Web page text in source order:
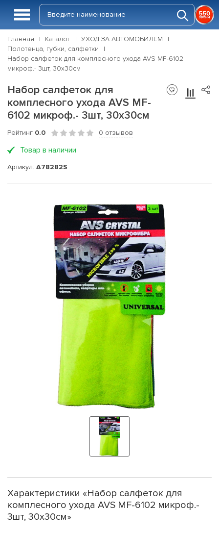
Главная Каталог
УХОД ЗА АВТОМОБИЛЕМ
Полотенца, губки, салфетки
Набор салфеток для комплесного ухода AVS MF-6102
микроф.- 3шт, 30х30см
Набор салфеток для
комплесного ухода AVS MF-
6102 микроф.- 3шт, 30х30см
Рейтинг 0.0 0 отзывов
Товар в наличии
Артикул: A78282S
Характеристики «Набор салфеток для
комплесного ухода AVS MF-6102 микроф.-
3шт, 30х30см»